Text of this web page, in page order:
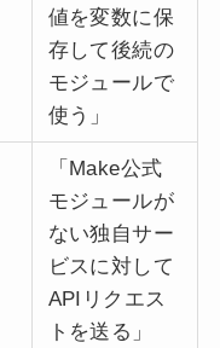
値を変数に保
存して後続の
モジュールで
使う」
「Make公式
モジュールが
ない独自サー
ビスに対して
APIリクエス
トを送る」